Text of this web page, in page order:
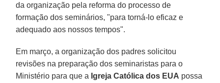
da organização pela reforma do processo de
formação dos seminários, "para torná-lo eficaz e
adequado aos nossos tempos".
Em março, a organização dos padres solicitou
revisões na preparação dos seminaristas para o
Ministério para que a Igreja Católica dos EUA possa